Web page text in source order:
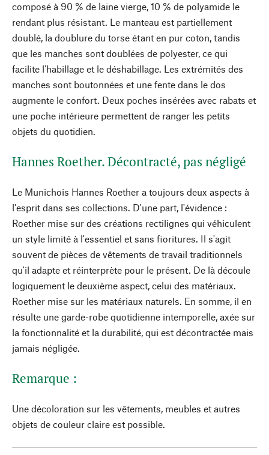
composé à 90 % de laine vierge, 10 % de polyamide le
rendant plus résistant. Le manteau est partiellement
doublé, la doublure du torse étant en pur coton, tandis
que les manches sont doublées de polyester, ce qui
facilite l'habillage et le déshabillage. Les extrémités des
manches sont boutonnées et une fente dans le dos
augmente le confort. Deux poches insérées avec rabats et
une poche intérieure permettent de ranger les petits
objets du quotidien.
Hannes Roether. Décontracté, pas négligé
Le Munichois Hannes Roether a toujours deux aspects à
l'esprit dans ses collections. D'une part, l'évidence :
Roether mise sur des créations rectilignes qui véhiculent
un style limité à l'essentiel et sans fioritures. Il s'agit
souvent de pièces de vêtements de travail traditionnels
qu'il adapte et réinterprète pour le présent. De là découle
logiquement le deuxième aspect, celui des matériaux.
Roether mise sur les matériaux naturels. En somme, il en
résulte une garde-robe quotidienne intemporelle, axée sur
la fonctionnalité et la durabilité, qui est décontractée mais
jamais négligée.
Remarque :
Une décoloration sur les vêtements, meubles et autres
objets de couleur claire est possible.